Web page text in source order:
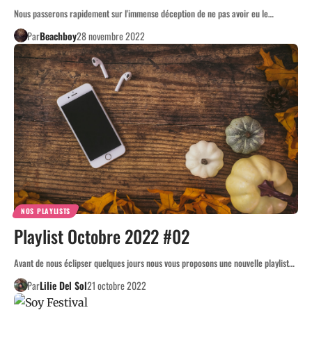
Nous passerons rapidement sur l'immense déception de ne pas avoir eu le…
ParBeachboy28 novembre 2022
NOS PLAYLISTS
Playlist Octobre 2022 #02
Avant de nous éclipser quelques jours nous vous proposons une nouvelle playlist…
ParLilie Del Sol21 octobre 2022